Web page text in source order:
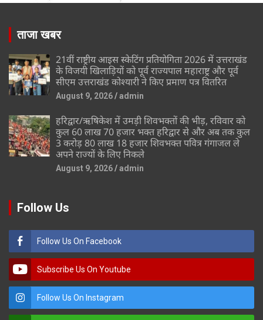
ताजा खबर
21वीं राष्ट्रीय आइस स्केटिंग प्रतियोगिता 2026 में उत्तराखंड
के विजयी खिलाड़ियों को पूर्व राज्यपाल महाराष्ट्र और पूर्व
सीएम उत्तराखंड कोश्यारी ने किए प्रमाण पत्र वितरित
August 9, 2026 admin
हरिद्वार/ऋषिकेश में उमड़ी शिवभक्तों की भीड़, रविवार को
कुल 60 लाख 70 हजार भक्त हरिद्वार से और अब तक कुल
3 करोड़ 80 लाख 18 हजार शिवभक्त पवित्र गंगाजल ले
अपने राज्यों के लिए निकले
August 9, 2026 admin
Follow Us
Follow Us On Facebook
Subscribe Us On Youtube
Follow Us On Instagram